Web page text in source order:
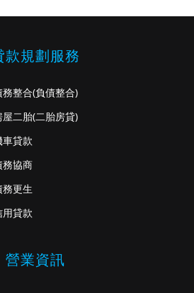
款規劃服務
務整合(負債整合)
屋二胎(二胎房貸)
車貸款
務協商
務更生
用貸款
營業資訊